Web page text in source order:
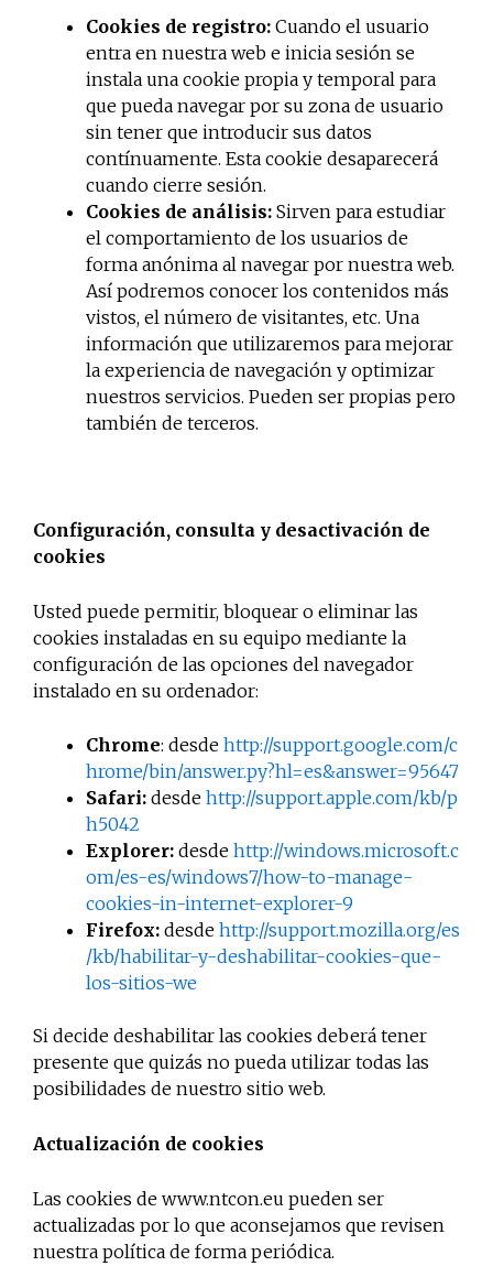
Cookies de registro: Cuando el usuario
entra en nuestra web e inicia sesión se
instala una cookie propia y temporal para
que pueda navegar por su zona de usuario
sin tener que introducir sus datos
contínuamente. Esta cookie desaparecerá
cuando cierre sesión.
Cookies de análisis: Sirven para estudiar
el comportamiento de los usuarios de
forma anónima al navegar por nuestra web.
Así podremos conocer los contenidos más
vistos, el número de visitantes, etc. Una
información que utilizaremos para mejorar
la experiencia de navegación y optimizar
nuestros servicios. Pueden ser propias pero
también de terceros.
Configuración, consulta y desactivación de
cookies
Usted puede permitir, bloquear o eliminar las
cookies instaladas en su equipo mediante la
configuración de las opciones del navegador
instalado en su ordenador:
Chrome: desde http://support.google.com/c
hrome/bin/answer.py?hl=es&answer=95647
Safari: desde http://support.apple.com/kb/p
h5042
Explorer: desde http://windows.microsoft.c
om/es-es/windows7/how-to-manage-
cookies-in-internet-explorer-9
Firefox: desde http://support.mozilla.org/es
/kb/habilitar-y-deshabilitar-cookies-que-
los-sitios-we
Si decide deshabilitar las cookies deberá tener
presente que quizás no pueda utilizar todas las
posibilidades de nuestro sitio web.
Actualización de cookies
Las cookies de www.ntcon.eu pueden ser
actualizadas por lo que aconsejamos que revisen
nuestra política de forma periódica.